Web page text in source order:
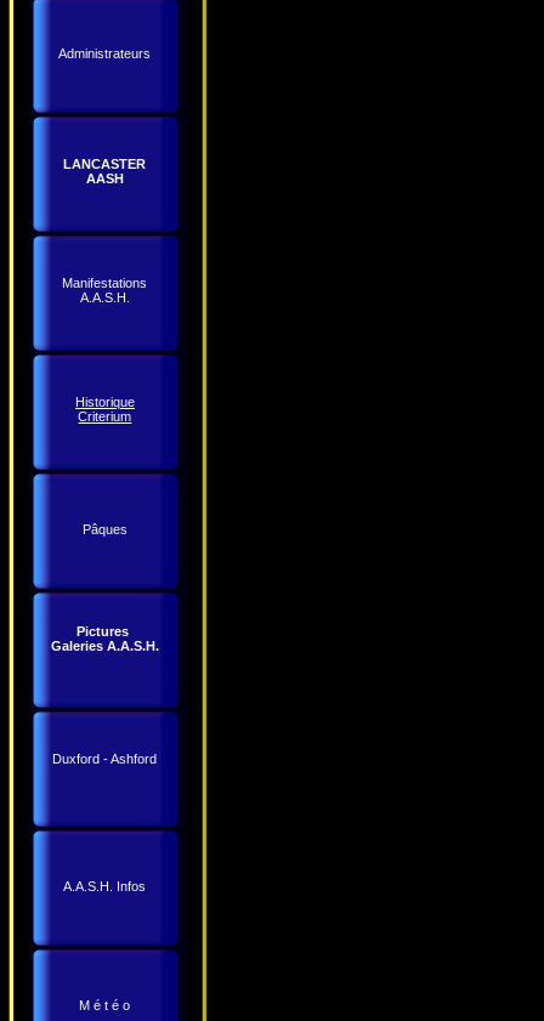
Administrateurs
LANCASTER
AASH
Manifestations
A.A.S.H.
Historique
Criterium
Pâques
Pictures
Galeries A.A.S.H.
Duxford - Ashford
A.A.S.H. Infos
M é t é o